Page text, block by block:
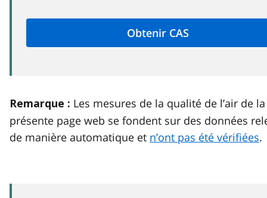
Remarque : Les mesures de la qualité de l’air de la
présente page web se fondent sur des données
de manière automatique et n’ont pas été vérifiées.